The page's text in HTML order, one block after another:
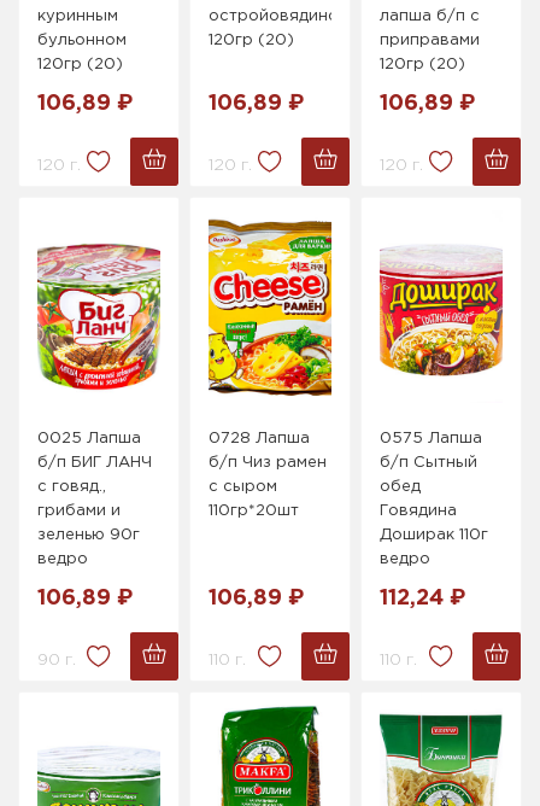
куринным
бульонном
120гр (20)
106,89 ₽
120 г.
остройовядиной
120гр (20)
106,89 ₽
120 г.
лапша б/п с
приправами
120гр (20)
106,89 ₽
120 г.
0025 Лапша
б/п БИГ ЛАНЧ
с говяд.,
грибами и
зеленью 90г
ведро
106,89 ₽
90 г.
0728 Лапша
б/п Чиз рамен
с сыром
110гр*20шт
106,89 ₽
110 г.
0575 Лапша
б/п Сытный
обед
Говядина
Доширак 110г
ведро
112,24 ₽
110 г.